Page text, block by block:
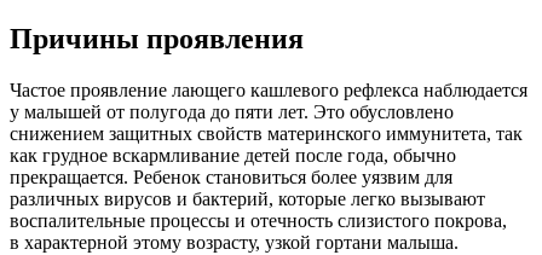
Причины проявления
Частое проявление лающего кашлевого рефлекса наблюдается
у малышей от полугода до пяти лет. Это обусловлено
снижением защитных свойств материнского иммунитета, так
как грудное вскармливание детей после года, обычно
прекращается. Ребенок становиться более уязвим для
различных вирусов и бактерий, которые легко вызывают
воспалительные процессы и отечность слизистого покрова,
в характерной этому возрасту, узкой гортани малыша.